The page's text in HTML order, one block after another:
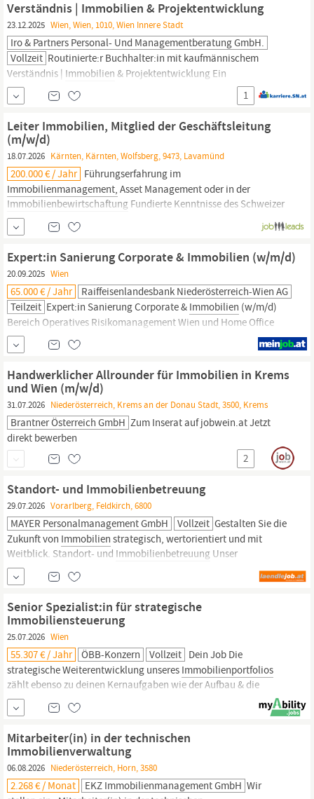
Verständnis | Immobilien & Projektentwicklung
23.12.2025 Wien, Wien, 1010, Wien Innere Stadt
Iro & Partners Personal- Und Managementberatung GmbH.
Vollzeit Routinierte:r Buchhalter:in mit kaufmännischem
Verständnis | Immobilien & Projektentwicklung Ein
eigentümergeführtes Unternehmen einer renommierten
österreichischen
sucht zur Verstärkung des Teams eine erfahrene,
1
Leiter Immobilien, Mitglied der Geschäftsleitung
(m/w/d)
18.07.2026 Kärnten, Kärnten, Wolfsberg, 9473, Lavamünd
200.000 € / Jahr Führungserfahrung im
Immobilienmanagement, Asset Management oder in der
Immobilienbewirtschaftung Fundierte Kenntnisse des Schweizer
Immobilienmarkts
sowie Erfahrung in Portfolio-Management und
Vermietung Erfahrung in Budgetierung, Investitionsplanung
sowie Steuerung von Sanierungs- und Umbauprojekten Sehr gute
Kenntnisse im Mietrecht und inimmobilienbezogenen
Prozessen...
Expert:in Sanierung Corporate & Immobilien (w/m/d)
20.09.2025 Wien
65.000 € / Jahr
Raiffeisenlandesbank Niederösterreich-Wien AG
Teilzeit Expert:in Sanierung Corporate & Immobilien (w/m/d)
Bereich Operatives Risikomanagement Wien und Home Office
Tage, Anstellungsart: Flexible Arbeitszeitmodelle Sie möchten
Ihre Fachkompetenz in einem Arbeitsumfeld einsetzen, das
fördert? Ein Umfeld, das Vielfalt und Teamgeist schätzt und...
Handwerklicher Allrounder für Immobilien in Krems
und Wien (m/w/d)
31.07.2026 Niederösterreich, Krems an der Donau Stadt, 3500, Krems
Brantner Österreich GmbH Zum Inserat auf jobwein.at Jetzt
direkt bewerben
2
Standort- und Immobilienbetreuung
29.07.2026 Vorarlberg, Feldkirch, 6800
MAYER Personalmanagement GmbH Vollzeit Gestalten Sie die
Zukunft von Immobilien strategisch, wertorientiert und mit
Weitblick. Standort- und Immobilienbetreuung Unser
Auftraggeber mit Standort im Vorarlberger Oberland ist eine
erfolgreiche Immobiliengesellschaft
und realisiert Projekte mit
Senior Spezialist:in für strategische
Immobiliensteuerung
25.07.2026 Wien
55.307 € / Jahr ÖBB-Konzern Vollzeit Dein Job Die
strategische Weiterentwicklung unseres Immobilienportfolios
zählt ebenso zu deinen Kernaufgaben wie der Aufbau & die
Weiterentwicklung von Instrumenten und Prozessen der
strategischen Immobiliensteuerung.
& Teilportfolios
Handlungsempfehlungen...
Mitarbeiter(in) in der technischen
Immobilienverwaltung
06.08.2026 Niederösterreich, Horn, 3580
2.268 € / Monat EKZ Immobilienmanagement GmbH Wir